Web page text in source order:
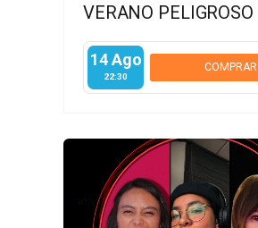
VERANO PELIGROSO
14 Ago
22:30
COMPRAR